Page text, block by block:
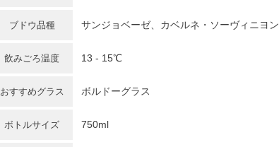
ブドウ品種 サンジョベーゼ、カベルネ・ソーヴィニヨン
飲みごろ温度 13 - 15℃
おすすめグラス ボルドーグラス
ボトルサイズ 750ml